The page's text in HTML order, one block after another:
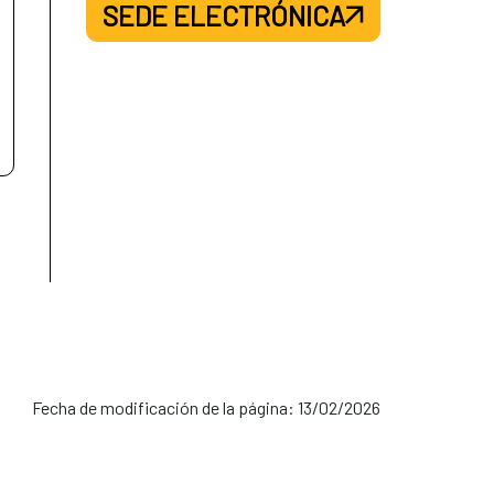
SEDE ELECTRÓNICA
Fecha de modificación de la página: 13/02/2026